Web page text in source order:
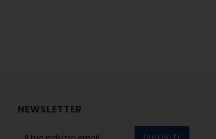
NEWSLETTER